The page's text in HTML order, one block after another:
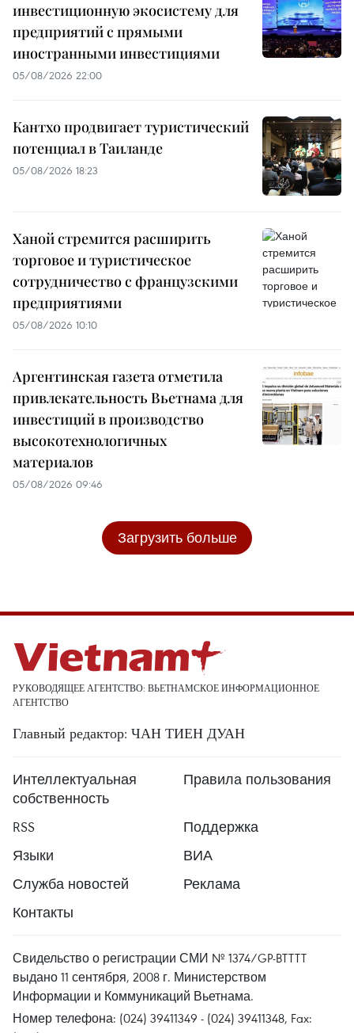
инвестиционную экосистему для
предприятий с прямыми
иностранными инвестициями
05/08/2026 22:00
Кантхо продвигает туристический
потенциал в Таиланде
05/08/2026 18:23
Ханой стремится расширить
торговое и туристическое
сотрудничество с французскими
предприятиями
05/08/2026 10:10
Аргентинская газета отметила
привлекательность Вьетнама для
инвестиций в производство
высокотехнологичных
материалов
05/08/2026 09:46
Загрузить больше
РУКОВОДЯЩЕЕ АГЕНТСТВО: ВЬЕТНАМСКОЕ ИНФОРМАЦИОННОЕ
АГЕНТСТВО
Главный редактор: ЧАН ТИЕН ДУАН
Интеллектуальная
собственность
Правила пользования
RSS
Поддержка
Языки
ВИА
Служба новостей
Реклама
Контакты
Свидельство о регистрации СМИ № 1374/GP-BTTTT
выдано 11 сентября, 2008 г. Министерством
Информации и Коммуникаций Вьетнама.
Номер телефона: (024) 39411349 - (024) 39411348, Fax: